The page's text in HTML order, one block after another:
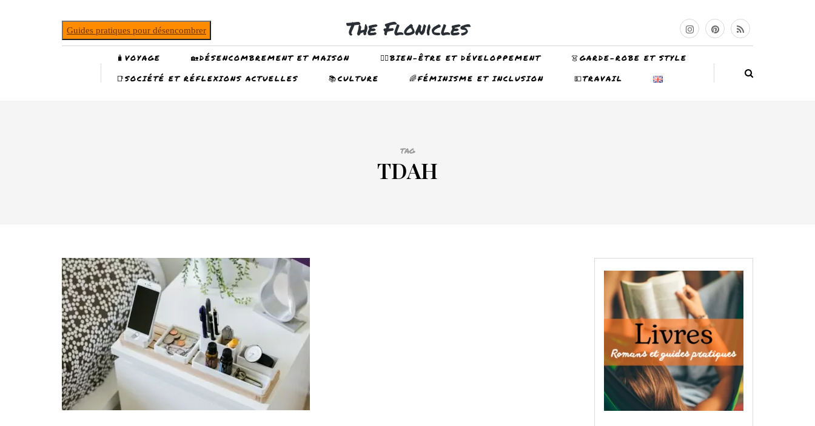
Guides pratiques pour désencombrer The Flonicles
🧳VOYAGE 🏡DÉSENCOMBREMENT ET MAISON 🤸‍♀️BIEN-ÊTRE ET DÉVELOPPEMENT
👗GARDE-ROBE ET STYLE
📑SOCIÉTÉ ET RÉFLEXIONS ACTUELLES
📚CULTURE 🌈FÉMINISME ET INCLUSION 💵TRAVAIL
TAG
TDAH